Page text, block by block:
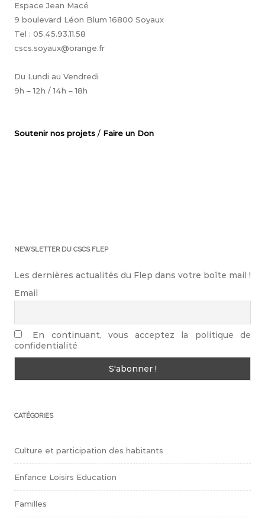
Espace Jean Macé
9 boulevard Léon Blum 16800 Soyaux
Tel : 05.45.93.11.58
cscs.soyaux@orange.fr
Du Lundi au Vendredi
9h – 12h / 14h – 18h
Soutenir nos projets / Faire un Don
NEWSLETTER DU CSCS FLEP
Les dernières actualités du Flep dans votre boîte mail !
Email
En continuant, vous acceptez la politique de
confidentialité
CATÉGORIES
Culture et participation des habitants
Enfance Loisirs Education
Familles